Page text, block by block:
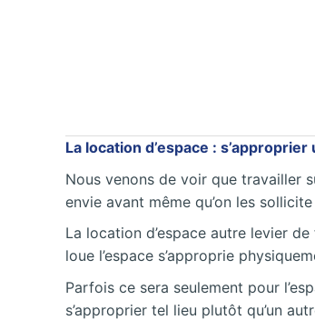
La location d’espace :
Nous venons de voir que travailler
envie avant même qu’on les
La location d’espace autre levier
loue l’espace s’approprie
Parfois ce sera seulement pour
s’approprier tel lieu plutôt qu’un